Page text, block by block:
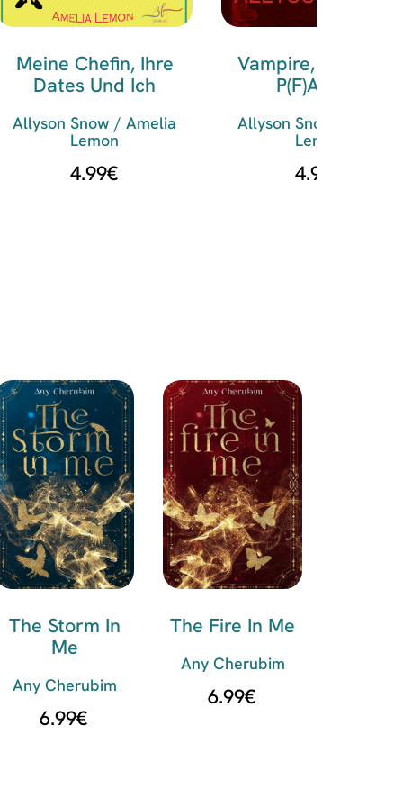
Meine Chefin, Ihre
Dates Und Ich
Allyson Snow / Amelia
Lemon
4.99€
Vampire, Pech Und
P(f)annen
Allyson Snow / Amelia
Lemon
4.99
The Storm In
Me
Any Cherubim
6.99€
The Fire In Me
Any Cherubim
6.99€